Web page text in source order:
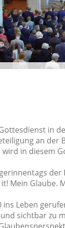
in
an der
in diesem
Mein Glaube.
Leben
sichtbar zu